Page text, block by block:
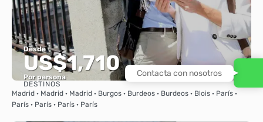
Desde
US$1,710
Por persona
Ver
DESTINOS
Madrid · Madrid · Madrid · Burgos · Burdeos · Burdeos · Blois · París ·
París · París · París · París
Contacta con nosotros